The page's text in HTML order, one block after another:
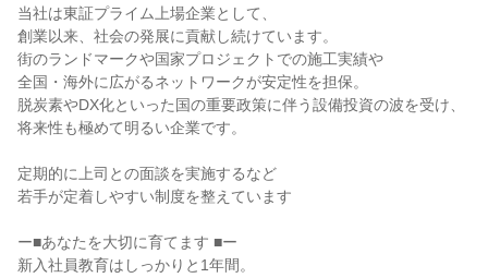
当社は東証プライム上場企業として、
創業以来、社会の発展に貢献し続けています。
街のランドマークや国家プロジェクトでの施工実績や
全国・海外に広がるネットワークが安定性を担保。
脱炭素やDX化といった国の重要政策に伴う設備投資の波を受け、
将来性も極めて明るい企業です。
定期的に上司との面談を実施するなど
若手が定着しやすい制度を整えています
ー■あなたを大切に育てます ■ー
新入社員教育はしっかりと1年間。